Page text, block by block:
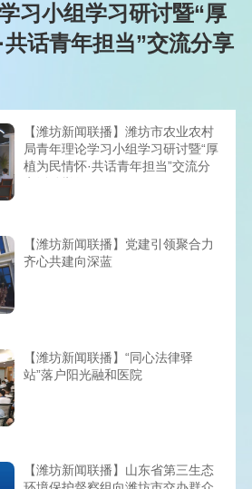
习小组学习研讨暨“厚
共话青年担当”交流分享
【潍坊新闻联播】潍坊市农业农村
局青年理论学习小组学习研讨暨“厚
植为民情怀·共话青年担当”交流分
【潍坊新闻联播】党建引领聚合力
齐心共建向深蓝
【潍坊新闻联播】“同心法律驿
站”落户阳光融和医院
【潍坊新闻联播】山东省第三生态